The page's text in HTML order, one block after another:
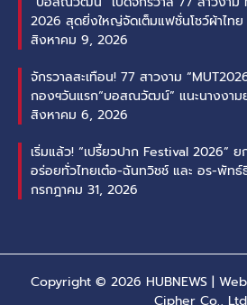
2026 สุดยิ่งใหญ่จัดเต็มแฟชั่นโชว์ผ้าไทย
สิงหาคม 9, 2026
จักรวาลสะเทือน! 77 สาวงาม
กองฯวันแรก“บอสณวัฒน์” แนะนางงาม
สิงหาคม 6, 2026
เริ่มแล้ว! “เปรี้ยวปาก Festival 2026”
อร่อยทั่วไทยเต๋อ-ฉันทวิชช์ และ อร-พัทธ์
กรกฎาคม 31, 2026
Copyright © 2026 HUBNEWS |
Cipher Co.,